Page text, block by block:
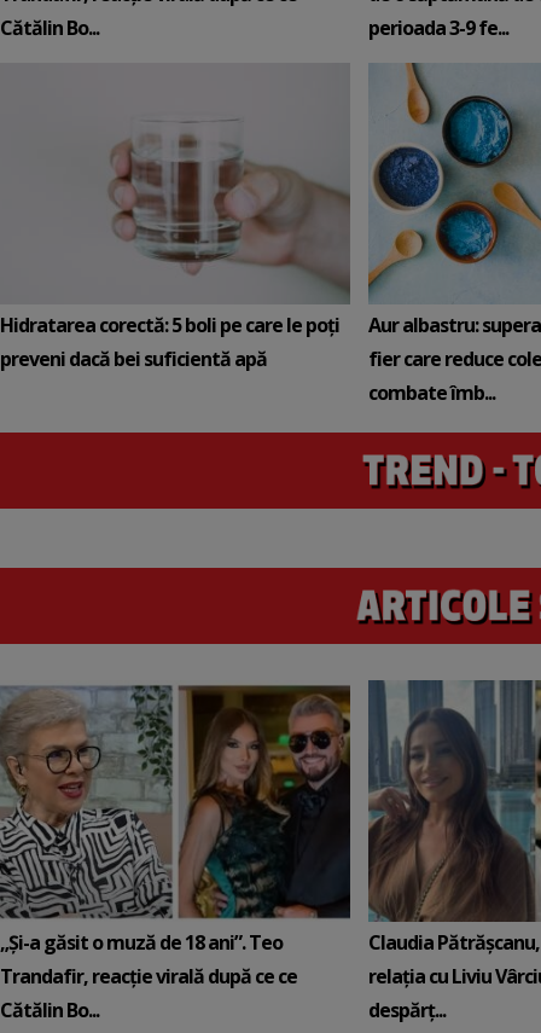
Cătălin Bo...
perioada 3-9 fe...
Hidratarea corectă: 5 boli pe care le poți
preveni dacă bei suficientă apă
Aur albastru:
fier care reduce
combate îmb...
„Și-a găsit o muză de 18 ani”. Teo
Trandafir, reacție virală după ce ce
Cătălin Bo...
Claudia
relația cu Liviu
despărț...